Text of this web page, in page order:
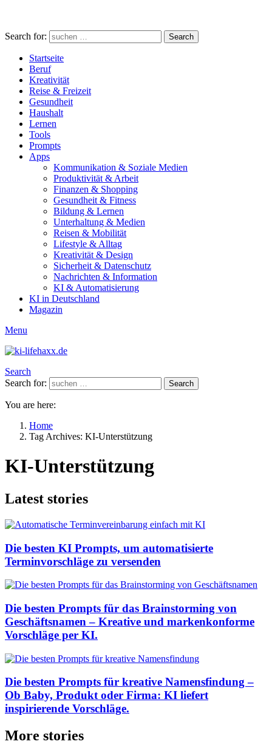
Search for: Search
Startseite
Beruf
Kreativität
Reise & Freizeit
Gesundheit
Haushalt
Lernen
Tools
Prompts
Apps
Kommunikation & Soziale Medien
Produktivität & Arbeit
Finanzen & Shopping
Gesundheit & Fitness
Bildung & Lernen
Unterhaltung & Medien
Reisen & Mobilität
Lifestyle & Alltag
Kreativität & Design
Sicherheit & Datenschutz
Nachrichten & Information
KI & Automatisierung
KI in Deutschland
Magazin
Menu
Search
Search for:
Search
You are here:
Home
Tag Archives: KI-Unterstützung
KI-Unterstützung
Latest stories
Die besten KI Prompts, um automatisierte
Terminvorschläge zu versenden
Die besten Prompts für das Brainstorming von
Geschäftsnamen – Kreative und markenkonforme
Vorschläge per KI.
Die besten Prompts für kreative Namensfindung –
Ob Baby, Produkt oder Firma: KI liefert
inspirierende Vorschläge.
More stories